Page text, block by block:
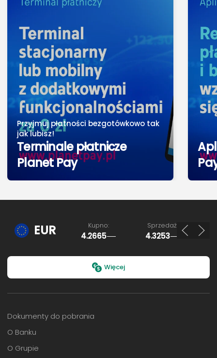
Przyjmuj płatności bezgotówkowo tak
jak lubisz!
Terminale płatnicze
Planet Pay
EUR Kupno:
4.2665
Sprzedaż:
4.3253
Więcej
Dokumenty do pobrania
O Banku
O Grupie